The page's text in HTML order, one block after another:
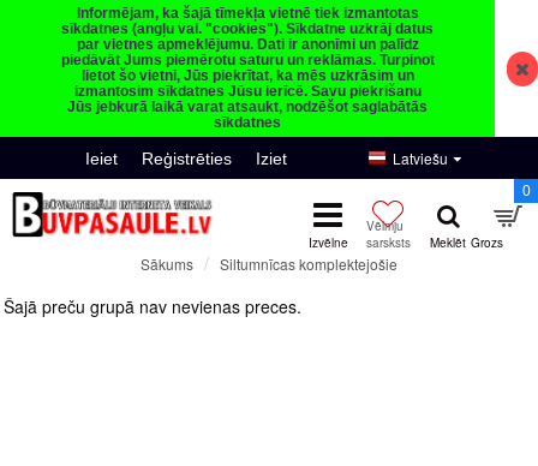
Informējam, ka šajā tīmekļa vietnē tiek izmantotas
sīkdatnes (angļu val. "cookies"). Sīkdatne uzkrāj datus
par vietnes apmeklējumu. Dati ir anonīmi un palīdz
piedāvāt Jums piemērotu saturu un reklāmas. Turpinot
lietot šo vietni, Jūs piekrītat, ka mēs uzkrāsim un
izmantosim sīkdatnes Jūsu ierīcē. Savu piekrišanu
Jūs jebkurā laikā varat atsaukt, nodzēšot saglabātās
sīkdatnes
Ieiet Reģistrēties Iziet Latviešu
0
Sākums Siltumnīcas komplektejošie
Šajā preču grupā nav nevienas preces.